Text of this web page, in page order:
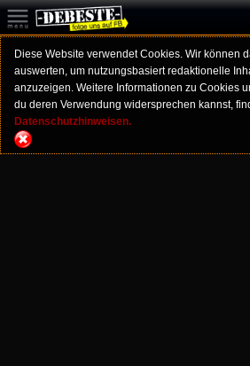
Diese Website verwendet Cookies. Wir können
auswerten, um nutzungsbasiert redaktionelle
anzuzeigen. Weitere Informationen zu Cookies
du deren Verwendung widersprechen kannst,
Datenschutzhinweisen.